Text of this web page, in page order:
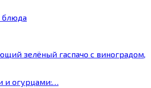
зелёный гаспачо с виноградом,
и огурцами:…